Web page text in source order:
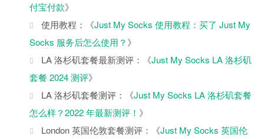
付宝付款》
使用教程：《Just My Socks 使用教程：买了 Just My
Socks 服务后怎么使用？ 》
LA 洛杉矶套餐最新测评：《Just My Socks LA 洛杉矶
套餐 2024 测评》
LA 洛杉矶套餐测评：《Just My Socks LA 洛杉矶套餐
怎么样？2022 年最新测评！ 》
London 英国伦敦套餐测评：《Just My Socks 英国伦